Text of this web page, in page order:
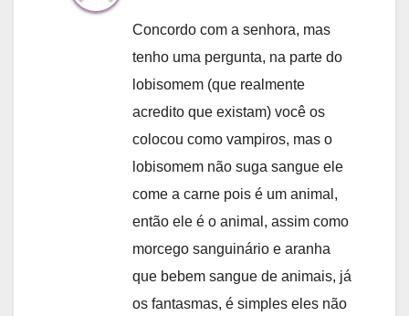
Concordo com a senhora, mas
tenho uma pergunta, na parte do
lobisomem (que realmente
acredito que existam) você os
colocou como vampiros, mas o
lobisomem não suga sangue ele
come a carne pois é um animal,
então ele é o animal, assim como
morcego sanguinário e aranha
que bebem sangue de animais, já
os fantasmas, é simples eles não